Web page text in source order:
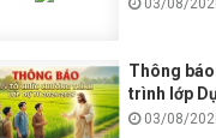
03/08/
Thông
trình lớp
03/08/